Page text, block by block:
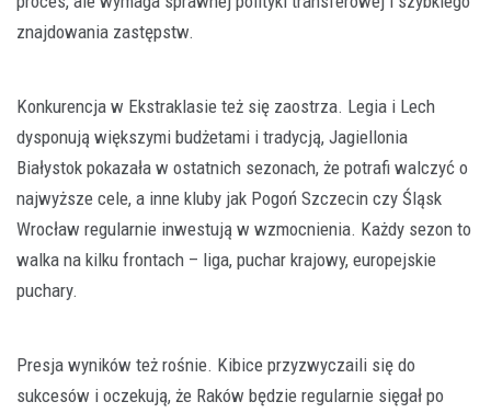
znajdowania zastępstw.
Konkurencja w Ekstraklasie też się zaostrza. Legia i Lech
dysponują większymi budżetami i tradycją, Jagiellonia
Białystok pokazała w ostatnich sezonach, że potrafi walczyć o
najwyższe cele, a inne kluby jak Pogoń Szczecin czy Śląsk
Wrocław regularnie inwestują w wzmocnienia. Każdy sezon to
walka na kilku frontach – liga, puchar krajowy, europejskie
puchary.
Presja wyników też rośnie. Kibice przyzwyczaili się do
sukcesów i oczekują, że Raków będzie regularnie sięgał po